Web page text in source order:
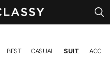
BEST CASUAL SUIT ACC